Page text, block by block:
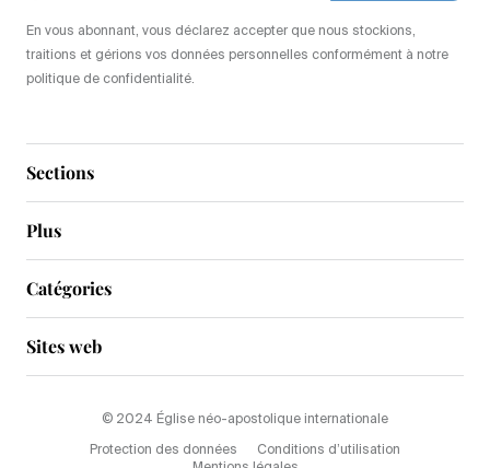
Sections
Plus
En vous abonnant, vous déclarez accepter que nous stockions,
traitions et gérions vos données personnelles conformément à notre
politique de confidentialité.
Catégories
Sites web
© 2024 Église néo-apostolique internationale
Protection des données
Conditions d’utilisation